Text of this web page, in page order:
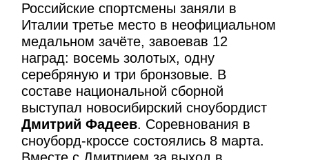
Российские спортсмены заняли в
Италии третье место в неофициальном
медальном зачёте, завоевав 12
наград: восемь золотых, одну
серебряную и три бронзовые. В
составе национальной сборной
выступал новосибирский сноубордист
Дмитрий Фадеев. Соревнования в
сноуборд-кроссе состоялись 8 марта.